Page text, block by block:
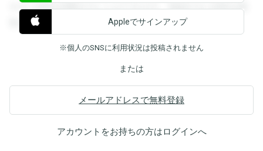
すると回答を閲覧することができます。登録すると回答を閲
覧することができます。
Appleでサインアップ
※個人のSNSに利用状況は投稿されません
または
メールアドレスで無料登録
アカウントをお持ちの方はログインへ